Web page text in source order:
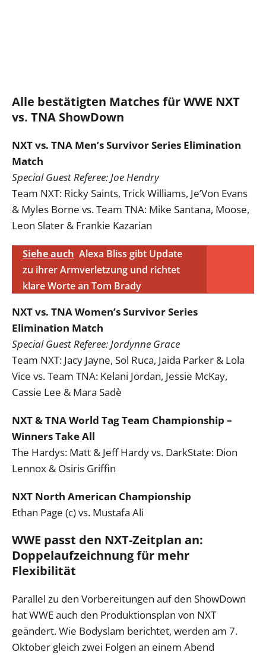
Alle bestätigten Matches für WWE NXT
vs. TNA ShowDown
NXT vs. TNA Men’s Survivor Series Elimination
Match
Special Guest Referee: Joe Hendry
Team NXT: Ricky Saints, Trick Williams, Je’Von Evans
& Myles Borne vs. Team TNA: Mike Santana, Moose,
Leon Slater & Frankie Kazarian
Siehe auch Alexa Bliss gibt Update
zu ihrer Armverletzung und richtet
klare Worte an Tom Brady
NXT vs. TNA Women’s Survivor Series
Elimination Match
Special Guest Referee: Jordynne Grace
Team NXT: Jacy Jayne, Sol Ruca, Jaida Parker & Lola
Vice vs. Team TNA: Kelani Jordan, Jessie McKay,
Cassie Lee & Mara Sadè
NXT & TNA World Tag Team Championship –
Winners Take All
The Hardys: Matt & Jeff Hardy vs. DarkState: Dion
Lennox & Osiris Griffin
NXT North American Championship
Ethan Page (c) vs. Mustafa Ali
WWE passt den NXT-Zeitplan an:
Doppelaufzeichnung für mehr
Flexibilität
Parallel zu den Vorbereitungen auf den ShowDown
hat WWE auch den Produktionsplan von NXT
geändert. Wie Bodyslam berichtet, werden am 7.
Oktober gleich zwei Folgen an einem Abend